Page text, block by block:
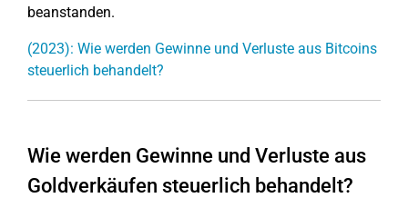
beanstanden.
(2023): Wie werden Gewinne und Verluste aus Bitcoins
steuerlich behandelt?
Wie werden Gewinne und Verluste aus
Goldverkäufen steuerlich behandelt?